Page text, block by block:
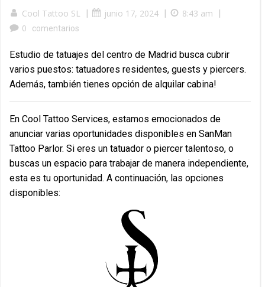
Cool Tattoo SL | junio 17, 2024 | 8:43 am
|
0
comentarios
Estudio de tatuajes del centro de Madrid busca cubrir
varios puestos: tatuadores residentes, guests y piercers.
Además, también tienes opción de alquilar cabina!
En Cool Tattoo Services, estamos emocionados de
anunciar varias oportunidades disponibles en SanMan
Tattoo Parlor. Si eres un tatuador o piercer talentoso, o
buscas un espacio para trabajar de manera independiente,
esta es tu oportunidad. A continuación, las opciones
disponibles: